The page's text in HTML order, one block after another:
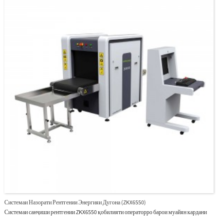
Системаи Назорати Рентгении Энергияи Дугона (ZKX6550)
Системаи санҷиши рентгении ZKX6550 қобилияти операторро барои муайян кардани